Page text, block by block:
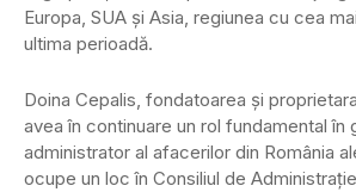
Europa, SUA și Asia, regiunea cu cea
ultima perioadă.
Doina Cepalis, fondatoarea și
avea în continuare un rol fundamental în
administrator al afacerilor din România
ocupe un loc în Consiliul de